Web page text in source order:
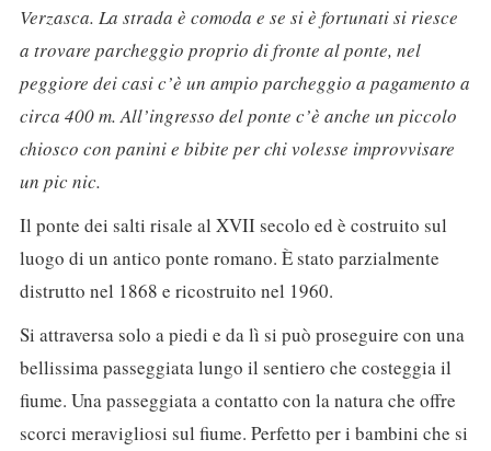
Verzasca. La strada è comoda e se si è fortunati si riesce
a trovare parcheggio proprio di fronte al ponte, nel
peggiore dei casi c’è un ampio parcheggio a pagamento a
circa 400 m. All’ingresso del ponte c’è anche un piccolo
chiosco con panini e bibite per chi volesse improvvisare
un pic nic.
Il ponte dei salti risale al XVII secolo ed è costruito sul
luogo di un antico ponte romano. È stato parzialmente
distrutto nel 1868 e ricostruito nel 1960.
Si attraversa solo a piedi e da lì si può proseguire con una
bellissima passeggiata lungo il sentiero che costeggia il
fiume. Una passeggiata a contatto con la natura che offre
scorci meravigliosi sul fiume. Perfetto per i bambini che si